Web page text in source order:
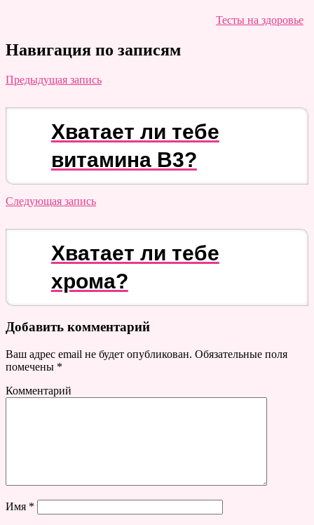
Тесты на здоровье
Навигация по записям
Предыдущая запись
Хватает ли тебе
витамина B3?
Следующая запись
Хватает ли тебе
хрома?
Добавить комментарий
Ваш адрес email не будет опубликован. Обязательные поля
помечены *
Комментарий
Имя *